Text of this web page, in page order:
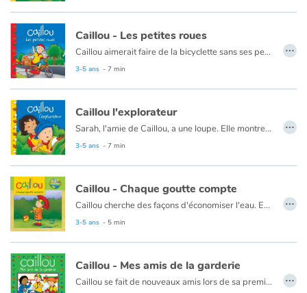
Documentaires
En famille
Quotidien et loisirs
À l'école
Fêtes et évènements
Amour et amitié
Sujets de société
Émotions et sentiments
Caillou - Les petites roues
Caillou aimerait faire de la bicyclette sans ses petites roues. Mais il réalise que cela n'est pas aussi facile qu'il le croyait !
Ce livre est aussi disponible en anglais :
3-5 ans - 7 min
…
Caillou l'explorateur
Sarah, l'amie de Caillou, a une loupe. Elle montre à Caillou comment grossir toutes les choses du jardin.
Ce livre est aussi disponible en anglais :
3-5 ans - 7 min
…
Caillou - Chaque goutte compte
Caillou cherche des façons d'économiser l'eau. En récupérant les gouttes du robinet qui fuit, il aura une grande idée !
Ce livre est aussi disponible en anglais :
3-5 ans - 5 min
…
Caillou - Mes amis de la garderie
Caillou se fait de nouveaux amis lors de sa première journée à la garderie.
…